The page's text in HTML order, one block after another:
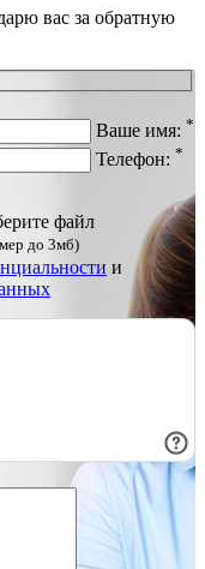
вас за обратную
Ваше имя: *
Телефон: *
файл
до 3мб)
и